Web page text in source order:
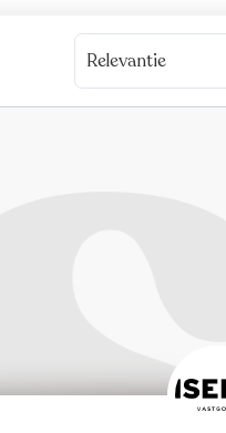
Relevantie